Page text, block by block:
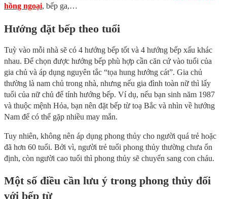
hồng ngoại, bếp ga,…
Hướng đặt bếp theo tuổi
Tuỳ vào mỗi nhà sẽ có 4 hướng bếp tốt và 4 hướng bếp xấu khác
nhau. Để chọn được hướng bếp phù hợp cần căn cứ vào tuổi của
gia chủ và áp dụng nguyên tắc “tọa hung hướng cát”. Gia chủ
thường là nam chủ trong nhà, nhưng nếu gia đình toàn nữ thì lấy
tuổi của nữ chủ để tính hướng bếp. Ví dụ, nếu bạn sinh năm 1987
và thuộc mệnh Hỏa, bạn nên đặt bếp từ toạ Bắc và nhìn về hướng
Nam để có thể gặp nhiều may mắn.
Tuy nhiên, không nên áp dụng phong thủy cho người quá trẻ hoặc
đã hơn 60 tuổi. Bởi vì, người trẻ tuổi phong thủy thường chưa ổn
định, còn người cao tuổi thì phong thủy sẽ chuyển sang con cháu.
Một số điều cần lưu ý trong phong thủy đối
với bếp từ